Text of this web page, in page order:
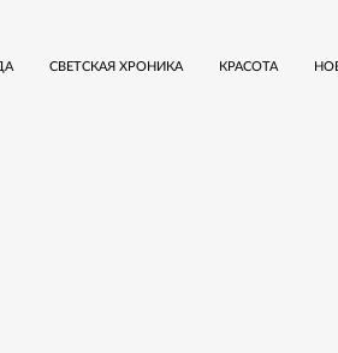
СВЕТСКАЯ ХРОНИКА КРАСОТА